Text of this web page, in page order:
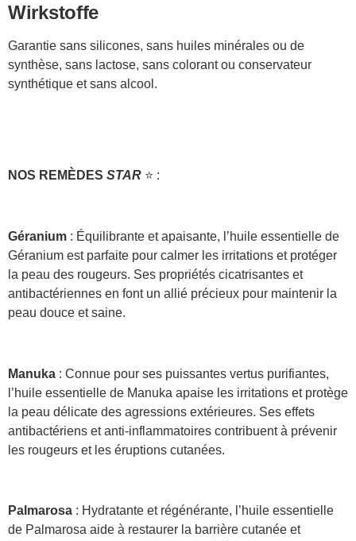
Wirkstoffe
Garantie sans silicones, sans huiles minérales ou de
synthèse, sans lactose, sans colorant ou conservateur
synthétique et sans alcool.
NOS REMÈDES STAR ⭐ :
Géranium : Équilibrante et apaisante, l’huile essentielle de
Géranium est parfaite pour calmer les irritations et protéger
la peau des rougeurs. Ses propriétés cicatrisantes et
antibactériennes en font un allié précieux pour maintenir la
peau douce et saine.
Manuka : Connue pour ses puissantes vertus purifiantes,
l’huile essentielle de Manuka apaise les irritations et protège
la peau délicate des agressions extérieures. Ses effets
antibactériens et anti-inflammatoires contribuent à prévenir
les rougeurs et les éruptions cutanées.
Palmarosa : Hydratante et régénérante, l’huile essentielle
de Palmarosa aide à restaurer la barrière cutanée et